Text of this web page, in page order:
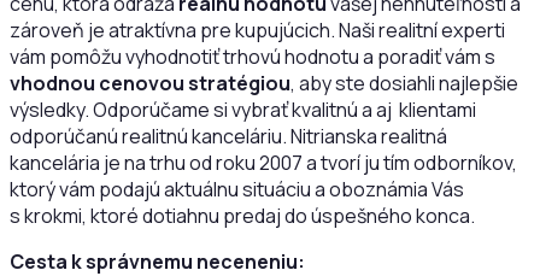
zároveň je atraktívna pre kupujúcich. Naši realitní experti
vám pomôžu vyhodnotiť trhovú hodnotu a poradiť vám s
vhodnou cenovou stratégiou, aby ste dosiahli najlepšie
výsledky. Odporúčame si vybrať kvalitnú a aj klientami
odporúčanú realitnú kanceláriu. Nitrianska realitná
kancelária je na trhu od roku 2007 a tvorí ju tím odborníkov,
ktorý vám podajú aktuálnu situáciu a oboznámia Vás
s krokmi, ktoré dotiahnu predaj do úspešného konca.
Cesta k správnemu neceneniu: